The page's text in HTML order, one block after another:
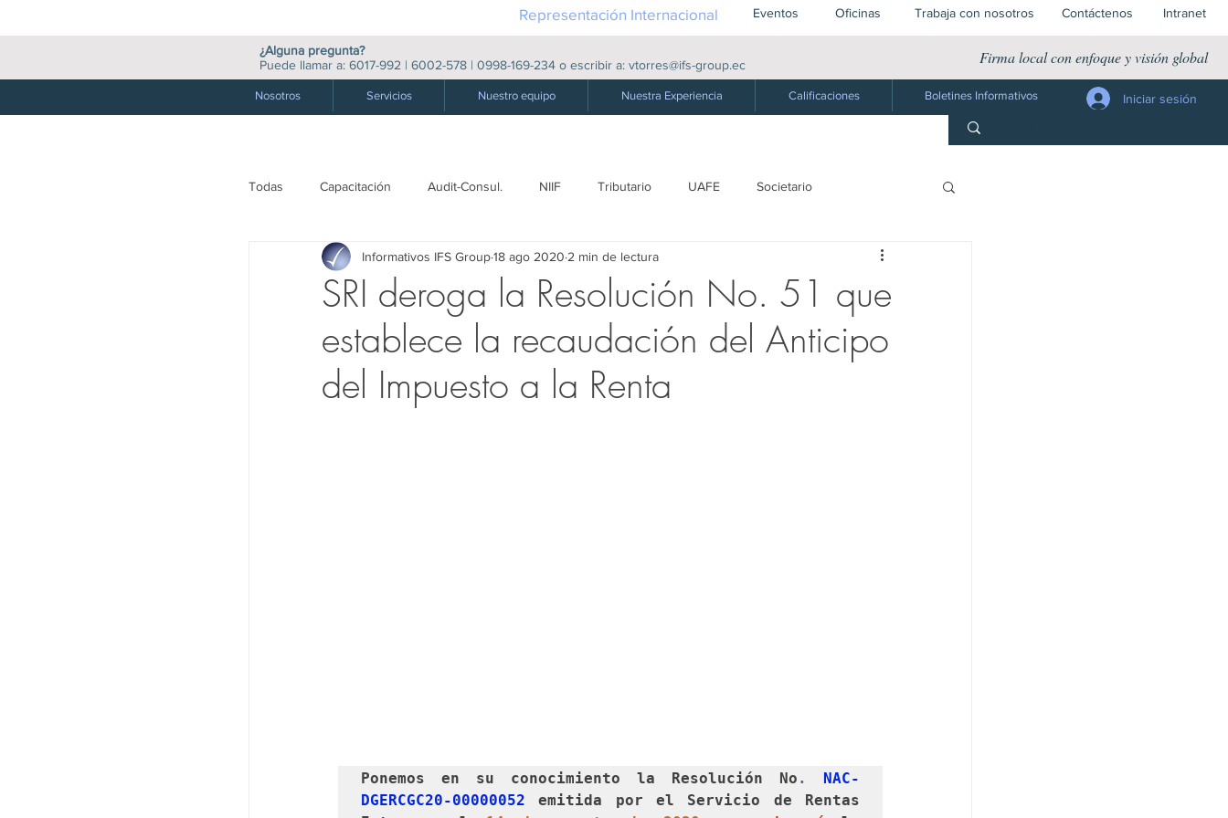
Nosotros Servicios Nuestro equipo Nuestra Experiencia Calificaciones Boletines Informativos
¿Alguna pregunta?
Puede llamar a: 6017-992 | 6002-578 | 0998-169-234 o escribir a: vtorres@ifs-group.ec
Iniciar sesión
Eventos
Representación Internacional Oficinas Trabaja con nosotros Contáctenos Intranet
Firma local con enfoque y visión global
Todas Capacitación Audit-Consul. NIIF Tributario UAFE Societario
M. Valores y Financiero Laboral - S. Social Producción
Medio Ambiente Derecho Público
Sociedades
SRI deroga la Resolución No. 51 que
establece la recaudación del Anticipo
del Impuesto a la Renta
Informativos IFS Group18 ago 2020 2 min de lectura
Ponemos en su conocimiento la Resolución No . NAC-
DGERCGC20-00000052 emitida por el Servicio de Rentas